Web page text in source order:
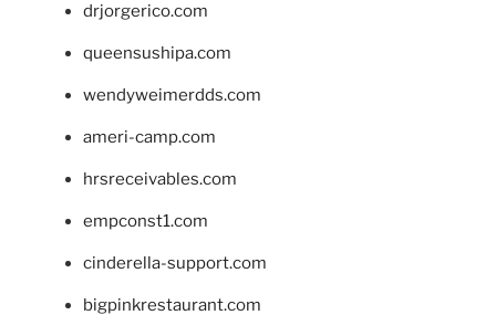
drjorgerico.com
queensushipa.com
wendyweimerdds.com
ameri-camp.com
hrsreceivables.com
empconst1.com
cinderella-support.com
bigpinkrestaurant.com